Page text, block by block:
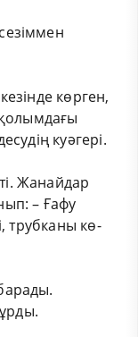
көрген,
куәгері.
Жанайдар
– Ғафу
трубканы кө-